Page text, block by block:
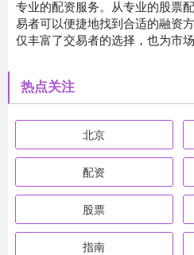
专业的配资服务。从专业的股票
易者可以便捷地找到合适的融资
仅丰富了交易者的选择，也为市
热点关注
北京
配资
股票
指南